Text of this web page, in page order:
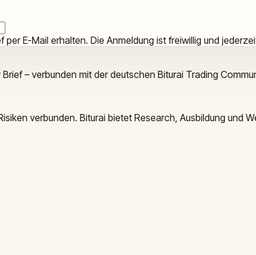
per E-Mail erhalten. Die Anmeldung ist freiwillig und
– verbunden mit der deutschen Biturai Trading
verbunden. Biturai bietet Research, Ausbildung und